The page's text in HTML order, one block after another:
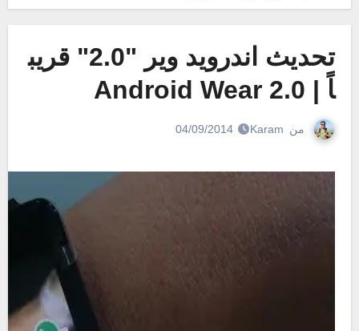
تحديث اندرويد وير "2.0" قريب
اً | Android Wear 2.0
من Karam
04/09/2014